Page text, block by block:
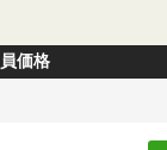
価格